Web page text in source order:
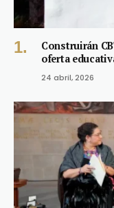
Construirán
oferta
24 abril, 2026